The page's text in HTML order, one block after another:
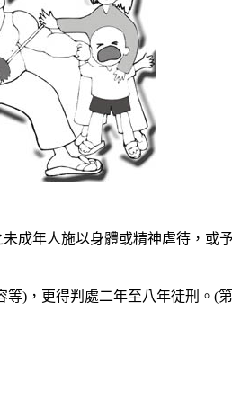
成年人施以身體或精神虐待，或予
等) ，更得判處二年至八年徒刑。 (第